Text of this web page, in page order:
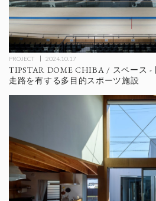
PROJECT 2024.10.17
TIPSTAR DOME CHIBA / スペース -
走路を有する多目的スポーツ施設